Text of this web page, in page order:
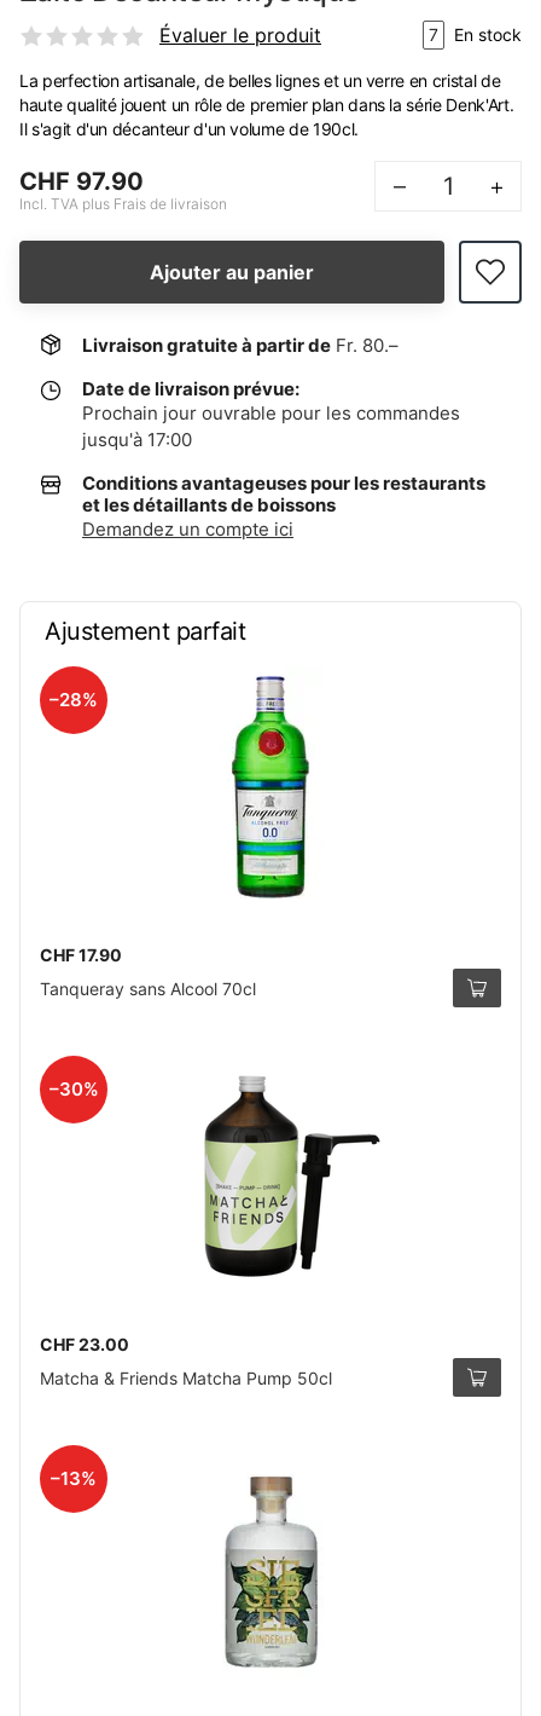
Évaluer le produit 7 En stock
La perfection artisanale, de belles lignes et un verre en cristal de
haute qualité jouent un rôle de premier plan dans la série Denk'Art.
Il s'agit d'un décanteur d'un volume de 190cl.
CHF 97.90
Incl. TVA plus Frais de livraison
– +
Ajouter au panier
Livraison gratuite à partir de Fr. 80.–
Date de livraison prévue:
Prochain jour ouvrable pour les commandes
jusqu'à 17:00
Conditions avantageuses pour les restaurants
et les détaillants de boissons
Demandez un compte ici
Ajustement parfait
–28%
CHF 17.90
Tanqueray sans Alcool 70cl
–30%
CHF 23.00
Matcha & Friends Matcha Pump 50cl
–13%